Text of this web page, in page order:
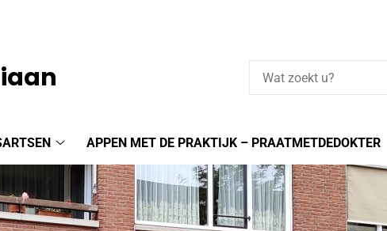
submenu
APPEN MET DE PRAKTIJK – PRAATMETDEDOKTER